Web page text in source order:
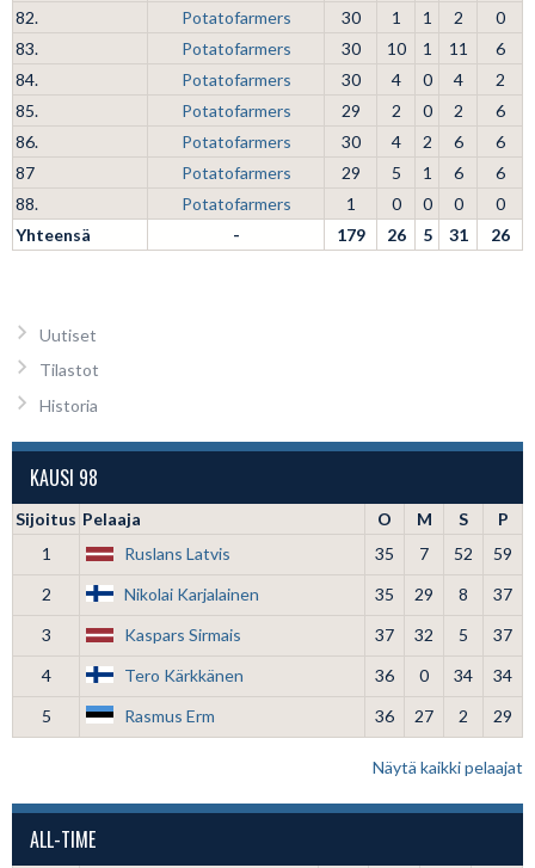
82.
Potatofarmers 30 1 1 2
0
83.
Potatofarmers 30 10 1 11
6
84.
Potatofarmers 30 4 0 4
2
85.
Potatofarmers 29 2 0 2
6
86.
Potatofarmers 30 4 2 6
6
87
Potatofarmers 29 5 1 6
6
88.
Potatofarmers 1 0 0 0
0
Yhteensä
- 179 26 5 31 26
Uutiset
Tilastot
Historia
KAUSI 98
Sijoitus Pelaaja O M S
P
1
Ruslans Latvis 35 7 52
59
2
Nikolai Karjalainen 35 29 8
37
3
Kaspars Sirmais 37 32 5
37
4
Tero Kärkkänen 36 0 34
34
5
Rasmus Erm 36 27 2 29
Näytä kaikki pelaajat
ALL-TIME